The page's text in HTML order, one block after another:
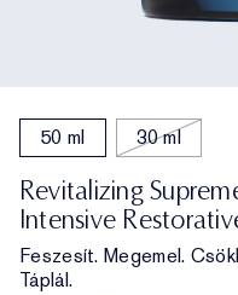
50 ml 30 ml
Revitalizing
Intensive
Feszesít. Megemel.
Táplál.